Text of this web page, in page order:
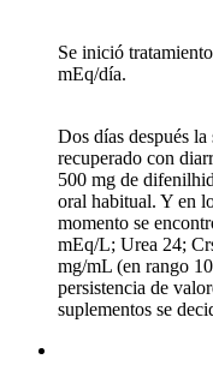
Se inició
mEq/día.
Dos días después
recuperado con
500 mg de
oral habitual. Y en
momento se
mEq/L; Urea 24;
mg/mL (en rango
persistencia de
suplementos se